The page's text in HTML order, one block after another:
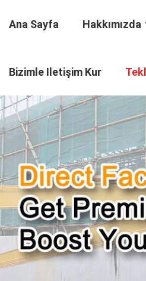
Ana Sayfa Hakkımızda
Bizimle Iletişim Kur